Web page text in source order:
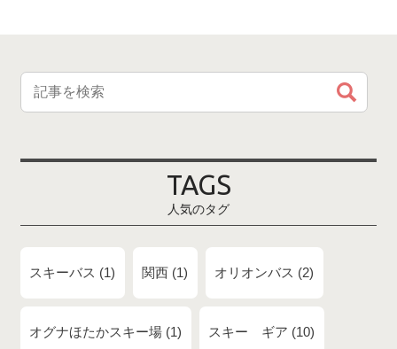
TAGS
人気のタグ
スキーバス 1 関西 1 オリオンバス 2
オグナほたかスキー場 1 スキー ギア 10